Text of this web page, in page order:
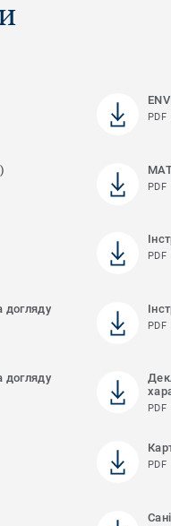
PDF
PDF
PDF
догляду
PDF
догляду
PDF
PDF